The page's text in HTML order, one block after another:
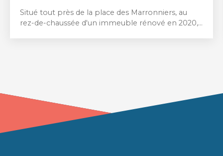
Situé tout près de la place des Marronniers, au
rez-de-chaussée d'un immeuble rénové en 2020,
privée ainsi qu'une place dans la cour privée de la
copropriété.